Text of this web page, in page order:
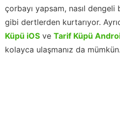
çorbayı yapsam, nasıl
gibi dertlerden kurtarıyor.
Küpü iOS ve Tarif Küpü
kolayca ulaşmanız da mümkün.